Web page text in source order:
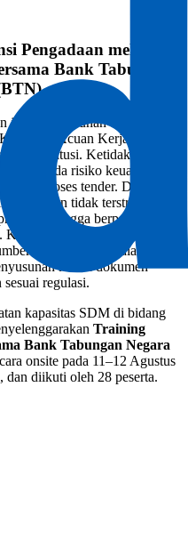
Pengadaan melalui
Bank Tabungan
penyusunan dokumen
Acuan Kerja (KAK)
institusi. Ketidakakuratan
pada risiko keuangan
proses tender. Di sisi
jelas dan tidak terstruktur
sehingga berpotensi
Kondisi ini menunjukkan
daya manusia dalam
kedua dokumen
sesuai regulasi.
kapasitas SDM di bidang
Training
Bank Tabungan Negara
onsite pada 11–12 Agustus
diikuti oleh 28 peserta.